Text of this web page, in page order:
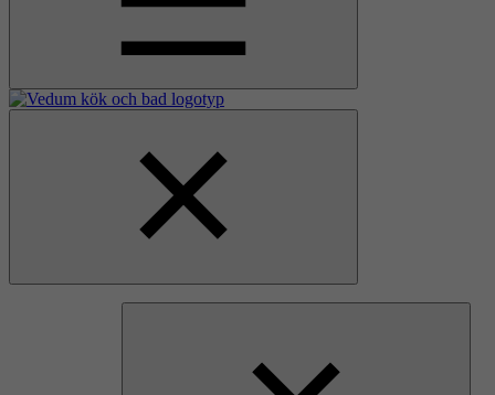
Åpne
hovedmenyen
Gå